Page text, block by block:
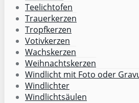
Teelichtofen
Trauerkerzen
Tropfkerzen
Votivkerzen
Wachskerzen
Weihnachtskerzen
Windlicht mit Foto oder
Windlichter
Windlichtsäulen